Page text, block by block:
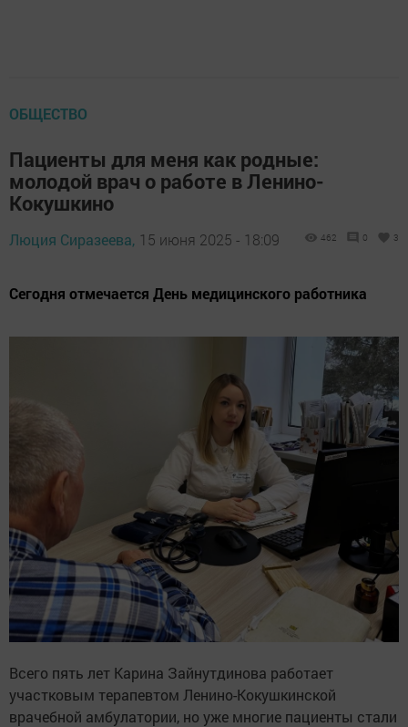
ОБЩЕСТВО
Пациенты для меня как родные:
молодой врач о работе в Ленино-
Кокушкино
Люция Сиразеева, 15 июня 2025 - 18:09 462 0 3
Сегодня отмечается День медицинского работника
Всего пять лет Карина Зайнутдинова работает
участковым терапевтом Ленино-Кокушкинской
врачебной амбулатории, но уже многие пациенты стали